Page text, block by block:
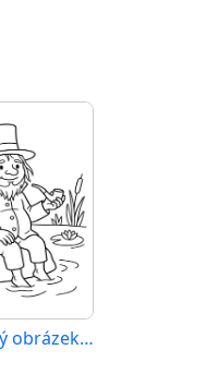
Tisknutelný obrázek vodníka